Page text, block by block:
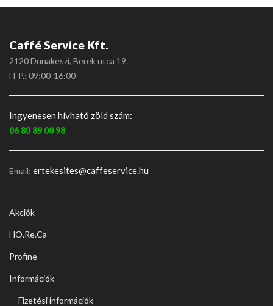
Caffé Service Kft.
2120 Dunakeszi, Berek utca 19.
H-P.: 09:00-16:00
Ingyenesen hívható zöld szám:
06 80 89 00 98
Email: ertekesites@caffeservice.hu
Akciók
HO.Re.Ca
Profine
Információk
Fizetési információk